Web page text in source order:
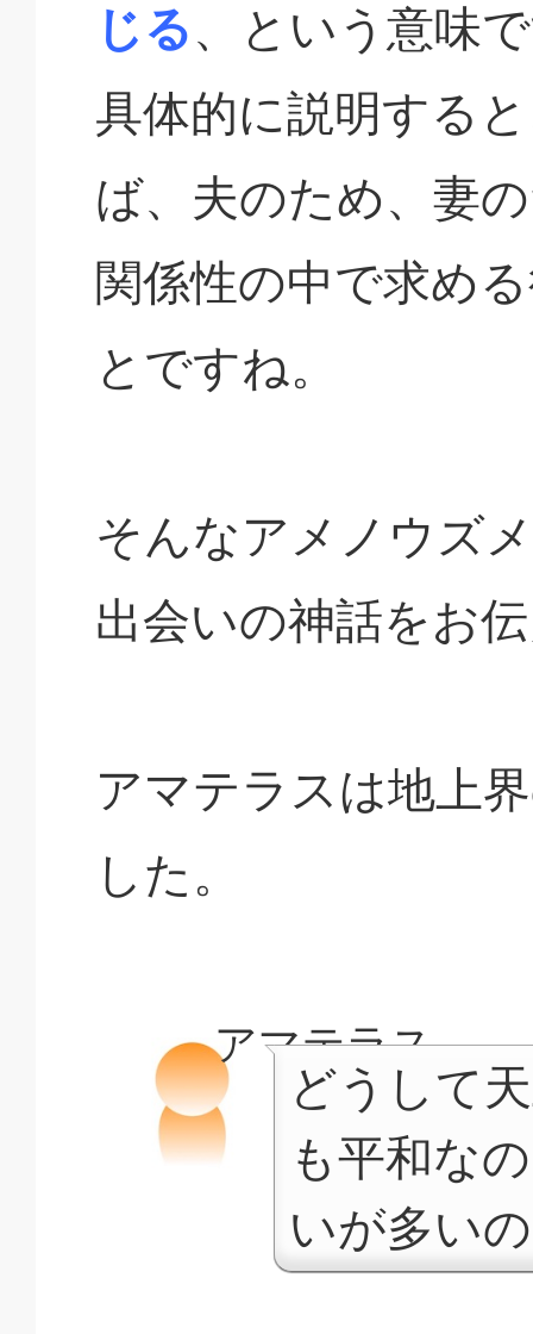
じる、という意味
具体的に説明する
ば、夫のため、妻
関係性の中で求め
とですね。
そんなアメノウズ
出会いの神話をお
アマテラスは地上
した。
アマテラス
どうして
も平和な
いが多い